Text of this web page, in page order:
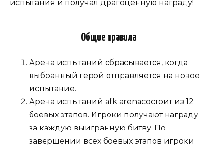
испытания и получал драгоценную награду!
Общие правила
Арена испытаний сбрасывается, когда
выбранный герой отправляется на новое
испытание.
Арена испытаний afk arenaсостоит из 12
боевых этапов. Игроки получают награду
за каждую выигранную битву. По
завершении всех боевых этапов игроки